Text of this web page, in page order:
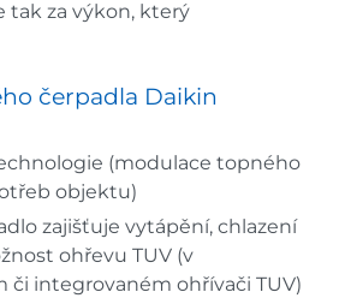
tak za výkon, který
čerpadla Daikin
(modulace topného
objektu)
zajišťuje vytápění, chlazení
ohřevu TUV (v
či integrovaném ohřívači TUV)